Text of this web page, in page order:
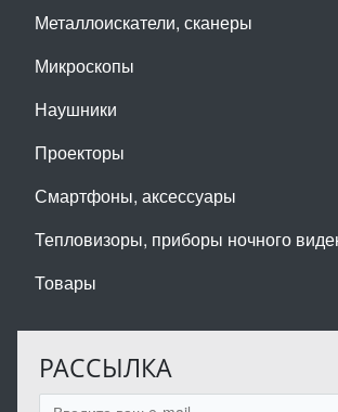
Металлоискатели, сканеры
Микроскопы
Наушники
Проекторы
Смартфоны, аксессуары
Тепловизоры, приборы ночного
Товары
РАССЫЛКА